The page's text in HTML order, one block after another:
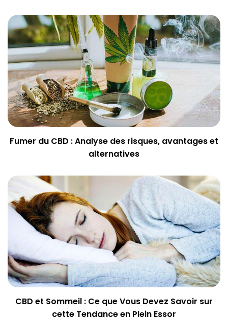
Fumer du CBD : Analyse des risques, avantages et
alternatives
CBD et Sommeil : Ce que Vous Devez Savoir sur
cette Tendance en Plein Essor